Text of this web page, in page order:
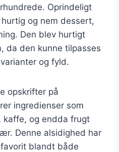
Oprindeligt
og nem dessert,
Den blev hurtigt
da den kunne tilpasses
og fyld.
opskrifter på
ingredienser som
kaffe, og endda frugt
Denne alsidighed har
blandt både